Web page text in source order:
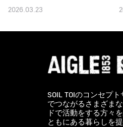
2026.03.23
SOIL TOIのコンセプ
でつながるさまざま
ドで活動をする方々
ともにある暮らしを提